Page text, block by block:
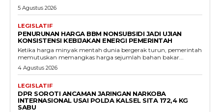
5 Agustus 2026
LEGISLATIF
PENURUNAN HARGA BBM NONSUBSIDI JADI UJIAN
KONSISTENSI KEBIJAKAN ENERGI PEMERINTAH
Ketika harga minyak mentah dunia bergerak turun, pemerintah
memutuskan memangkas harga sejumlah bahan bakar...
4 Agustus 2026
LEGISLATIF
DPR SOROTI ANCAMAN JARINGAN NARKOBA
INTERNASIONAL USAI POLDA KALSEL SITA 172,4 KG
SABU